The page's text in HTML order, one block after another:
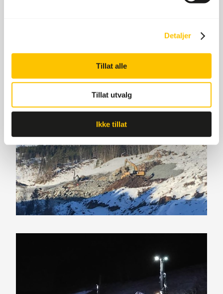
Detaljer
Tillat alle
Tillat utvalg
Ikke tillat